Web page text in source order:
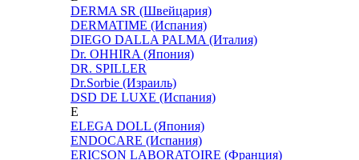
DERMA SR (Швейцария)
DERMATIME (Испания)
DIEGO DALLA PALMA (Италия)
Dr. OHHIRA (Япония)
DR. SPILLER
Dr.Sorbie (Израиль)
DSD DE LUXE (Испания)
E
ELEGA DOLL (Япония)
ENDOCARE (Испания)
ERICSON LABORATOIRE (Франция)